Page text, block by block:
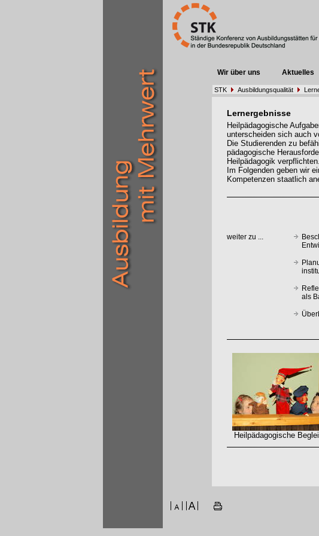
Wir über uns Aktuelles
STK Ausbildungsqualität
Lernergebnisse
Heilpädagogische
unterscheiden sich auch
Die Studierenden zu
pädagogische
Heilpädagogik verpflichten.
Im Folgenden geben wir
Kompetenzen staatlich
weiter zu ...
als
Heilpädagogische